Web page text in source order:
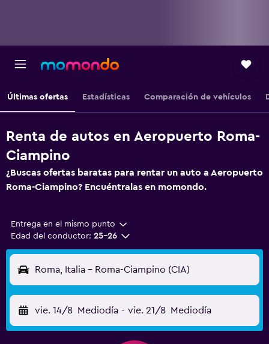
Últimas ofertas Estadísticas Comparación de vehículos
Renta de autos en Aeropuerto Roma-
Ciampino
¿Buscas ofertas baratas para rentar un auto a Aeropuerto
Roma-Ciampino? Encuéntralas en momondo.
Entrega en el mismo punto
Edad del conductor: 25-26
Roma, Italia - Roma-Ciampino (CIA)
vie. 14/8 Mediodía - vie. 21/8 Mediodía